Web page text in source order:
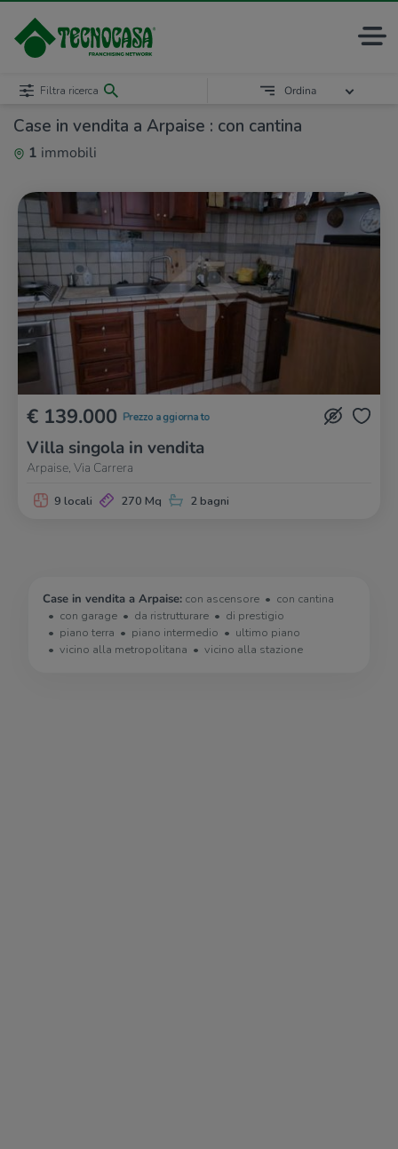
Case in vendita a Arpaise : con cantina
1 immobili
Filtra ricerca Ordina
€ 139.000 Prezzo aggiornato
Villa singola in vendita
Arpaise, Via Carrera
9 locali 270 Mq 2 bagni
Case in vendita a Arpaise: con ascensore
con cantina
con garage
da ristrutturare
di prestigio
piano terra
piano intermedio
ultimo piano
vicino alla metropolitana
vicino alla stazione